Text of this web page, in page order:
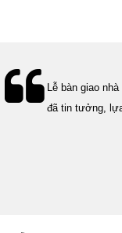
Lễ bàn giao
đã tin tưởng,